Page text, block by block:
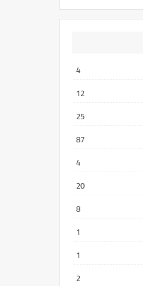
4
12
25
87
4
20
8
1
1
2